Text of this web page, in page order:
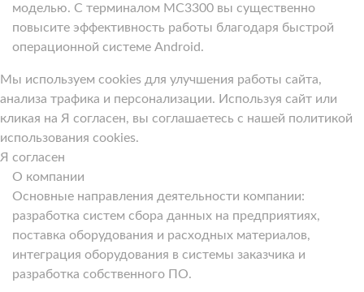
моделью. С терминалом MC3300 вы существенно
повысите эффективность работы благодаря быстрой
операционной системе Android.
Мы используем cookies для улучшения работы сайта,
анализа трафика и персонализации. Используя сайт или
кликая на Я согласен, вы соглашаетесь с нашей политикой
использования cookies.
Я согласен
О компании
Основные направления деятельности компании:
разработка систем сбора данных на предприятиях,
поставка оборудования и расходных материалов,
интеграция оборудования в системы заказчика и
разработка собственного ПО.